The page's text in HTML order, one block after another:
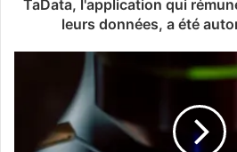
TaData, l'application qui
leurs données, a été